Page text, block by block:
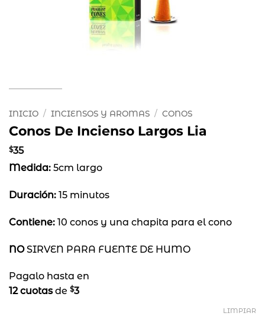
INICIO / INCIENSOS Y AROMAS / CONOS
Conos De Incienso Largos Lia
$35
Medida: 5cm largo
Duración: 15 minutos
Contiene: 10 conos y una chapita para el cono
NOSIRVEN PARA FUENTE DE HUMO
Pagalo hasta en
12 cuotasde $3
LIMPIAR